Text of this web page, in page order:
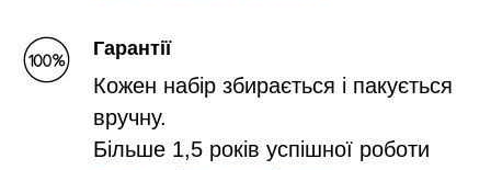
Гарантії
Кожен набір збирається і пакується
вручну.
Більше 1,5 років успішної роботи